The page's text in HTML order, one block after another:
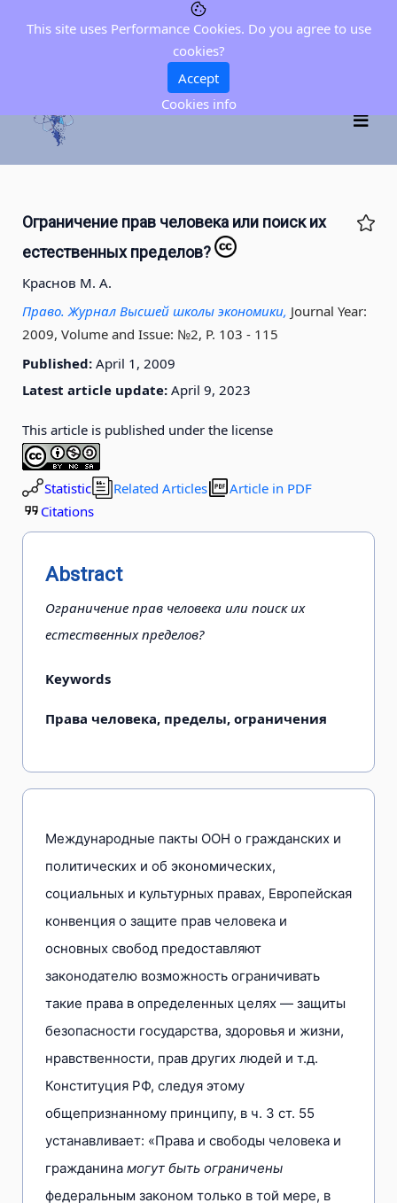
Ограничение прав человека или поиск их
естественных пределов?
Краснов М. А.
Право. Журнал Высшей школы экономики, Journal Year:
2009, Volume and Issue: №2, P. 103 - 115
Published: April 1, 2009
Latest article update: April 9, 2023
This article is published under the license
Statistic Related Articles
Article in PDF
Citations
Abstract
Ограничение прав человека или поиск их
естественных пределов?
Keywords
Права человека, пределы, ограничения
Международные пакты ООН о гражданских и
политических и об экономических,
социальных и культурных правах, Европейская
конвенция о защите прав человека и
основных свобод предоставляют
законодателю возможность ограничивать
такие права в определенных целях — защиты
безопасности государства, здоровья и жизни,
нравственности, прав других людей и т.д.
Конституция РФ, следуя этому
общепризнанному принципу, в ч. 3 ст. 55
устанавливает: «Права и свободы человека и
гражданина могут быть ограничены
федеральным законом только в той мере, в
This site uses Performance Cookies. Do you agree to use
cookies?
Accept
Cookies info